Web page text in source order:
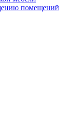
помещений